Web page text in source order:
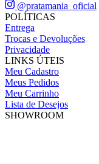
@pratamania_oficial
POLÍTICAS
Entrega
Trocas e Devoluções
Privacidade
LINKS ÚTEIS
Meu Cadastro
Meus Pedidos
Meu Carrinho
Lista de Desejos
SHOWROOM